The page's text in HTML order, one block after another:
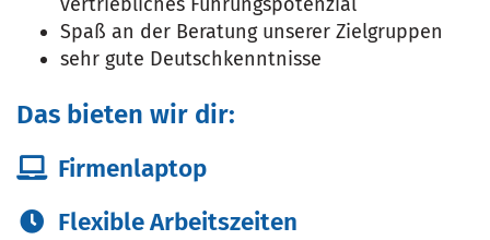
Spaß an der Beratung unserer Zielgruppen
sehr gute Deutschkenntnisse
Das bieten wir dir:
Firmenlaptop
Flexible Arbeitszeiten